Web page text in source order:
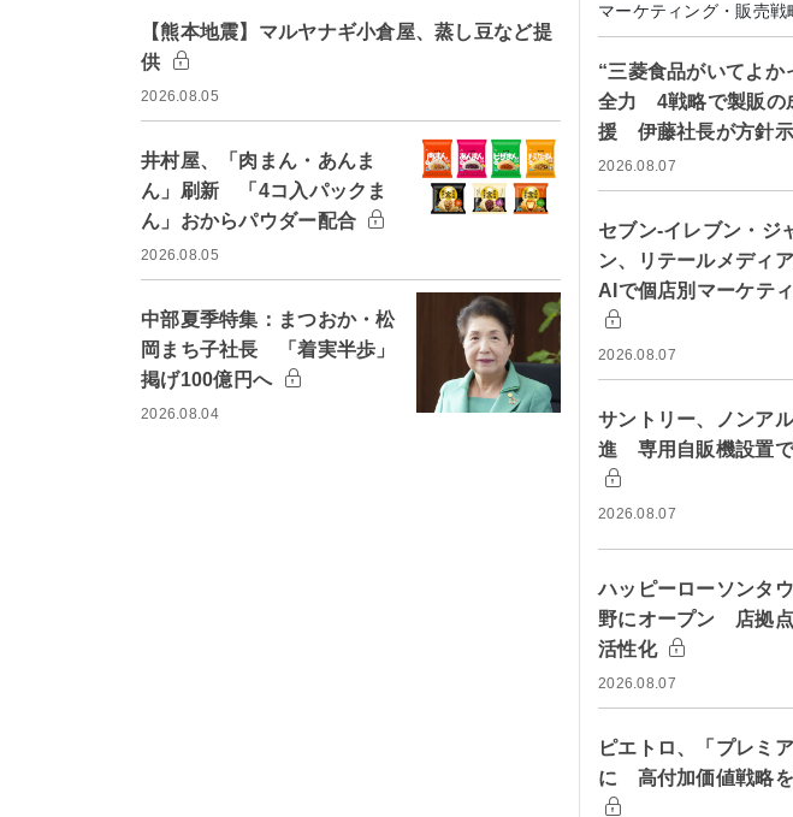
【熊本地震】マルヤナギ小倉屋、蒸し豆など提
供
2026.08.05
井村屋、「肉まん・あんま
ん」刷新 「4コ入パックま
ん」おからパウダー配合
2026.08.05
中部夏季特集：まつおか・松
岡まち子社長 「着実半歩」
掲げ100億円へ
2026.08.04
マーケティング・販売戦
“三菱食品がいてよか
全力 4戦略で製販の
援 伊藤社長が方針
2026.08.07
セブン-イレブン・ジ
ン、リテールメディ
AIで個店別マーケテ
2026.08.07
サントリー、ノンア
進 専用自販機設置
2026.08.07
ハッピーローソンタ
野にオープン 店拠
活性化
2026.08.07
ピエトロ、「プレミ
に 高付加価値戦略